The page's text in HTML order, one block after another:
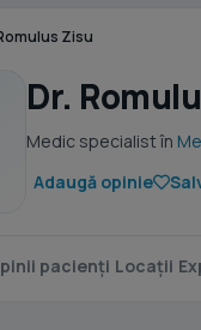
Zisu
Dr.
Medic specialist în
Adaugă opinie
pacienți Locații